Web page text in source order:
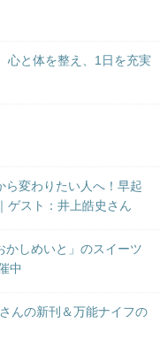
心と体を整え、1日を充実
ら変わりたい人へ！早起
ゲスト：井上皓史さん
かしめいと」のスイーツ
中
んの新刊＆万能ナイフの